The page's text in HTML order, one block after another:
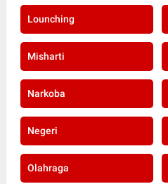
Lounching
Misharti
Narkoba
Negeri
Olahraga